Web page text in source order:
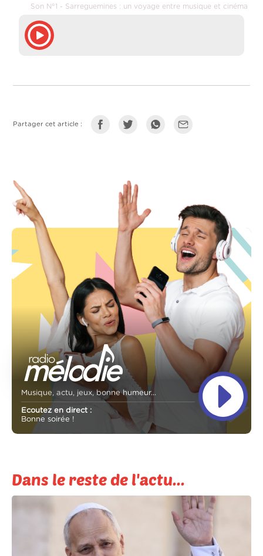
Son N°1 - Sarreguemines : un voyage entre musique et cinéma
Partager cet article :
Musique, actu, jeux, bonne humeur...
Ecoutez en direct :
Bonne soirée !
Dans le reste de l'actu...